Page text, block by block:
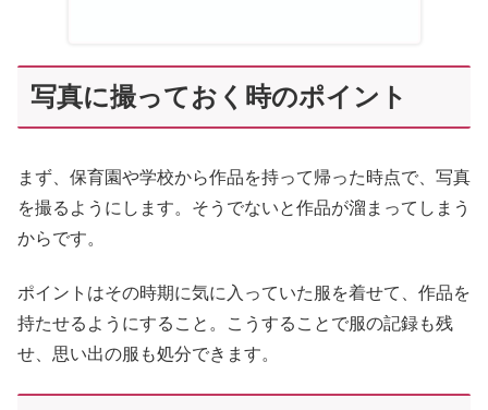
写真に撮っておく時のポイント
まず、保育園や学校から作品を持って帰った時点で、写真
を撮るようにします。そうでないと作品が溜まってしまう
からです。
ポイントはその時期に気に入っていた服を着せて、作品を
持たせるようにすること。こうすることで服の記録も残
せ、思い出の服も処分できます。